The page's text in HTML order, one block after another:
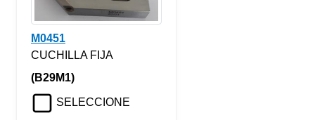
M0451
CUCHILLA FIJA
(B29M1)
SELECCIONE